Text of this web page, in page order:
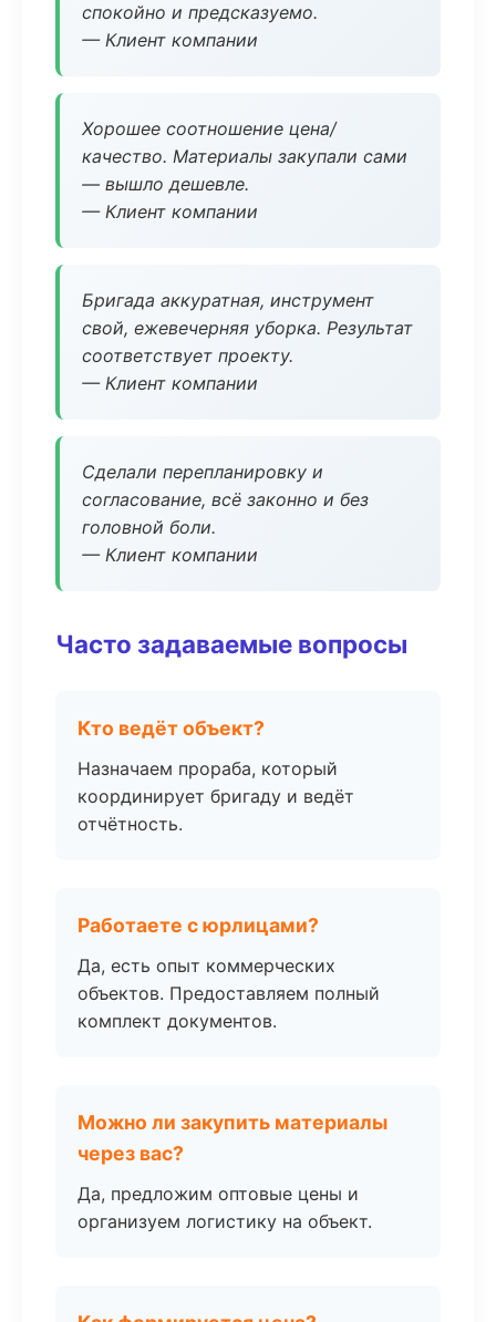
спокойно и предсказуемо.
— Клиент компании
Хорошее соотношение цена/
качество. Материалы закупали сами
— вышло дешевле.
— Клиент компании
Бригада аккуратная, инструмент
свой, ежевечерняя уборка. Результат
соответствует проекту.
— Клиент компании
Сделали перепланировку и
согласование, всё законно и без
головной боли.
— Клиент компании
Часто задаваемые вопросы
Кто ведёт объект?
Назначаем прораба, который
координирует бригаду и ведёт
отчётность.
Работаете с юрлицами?
Да, есть опыт коммерческих
объектов. Предоставляем полный
комплект документов.
Можно ли закупить материалы
через вас?
Да, предложим оптовые цены и
организуем логистику на объект.